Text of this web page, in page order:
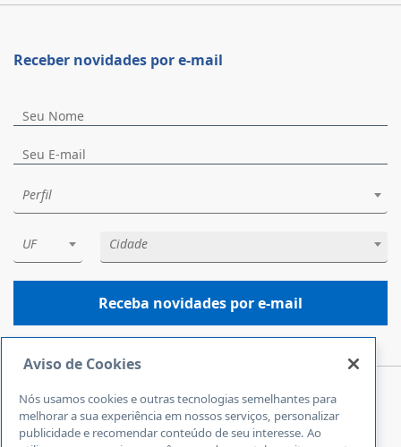
Central de Atendimento
0800 570 0800
Receber novidades por e-mail
Perfil
UF Cidade
Receba novidades por e-mail
Aviso de Cookies
Nós usamos cookies e outras tecnologias semelhantes para
melhorar a sua experiência em nossos serviços, personalizar
publicidade e recomendar conteúdo de seu interesse. Ao